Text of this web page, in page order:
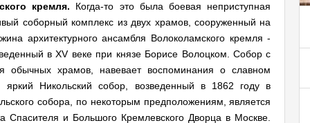
кремля. Когда-то это была боевая неприступная
соборный комплекс из двух храмов, сооруженный на
архитектурного ансамбля Волоколамского кремля -
в XV веке при князе Борисе Волоцком. Собор с
обычных храмов, навевает воспоминания о славном
Никольский собор, возведенный в 1862 году в
собора, по некоторым предположениям, является
Спасителя и Большого Кремлевского Дворца в Москве.